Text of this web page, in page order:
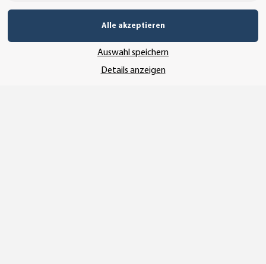
UNSERE ZAHLUNGSARTEN*
SSL-Verschlüsselung
Alle akzeptieren
Auswahl speichern
Details anzeigen